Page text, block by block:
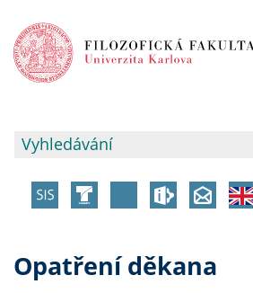
Opatření děkana